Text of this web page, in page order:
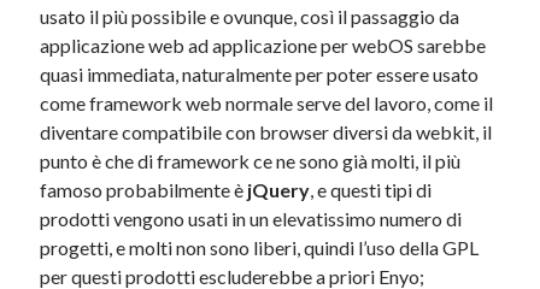
usato il più possibile e ovunque, così il passaggio da
applicazione web ad applicazione per webOS sarebbe
quasi immediata, naturalmente per poter essere usato
come framework web normale serve del lavoro, come il
diventare compatibile con browser diversi da webkit, il
punto è che di framework ce ne sono già molti, il più
famoso probabilmente è jQuery, e questi tipi di
prodotti vengono usati in un elevatissimo numero di
progetti, e molti non sono liberi, quindi l’uso della GPL
per questi prodotti escluderebbe a priori Enyo;